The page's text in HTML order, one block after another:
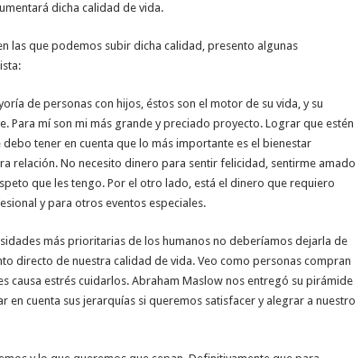
dicha calidad de vida.
las que podemos subir dicha calidad, presento algunas
de personas con hijos, éstos son el motor de su vida, y su
Para mí son mi más grande y preciado proyecto. Lograr que estén
tener en cuenta que lo más importante es el bienestar
relación. No necesito dinero para sentir felicidad, sentirme amado
que les tengo. Por el otro lado, está el dinero que requiero
y para otros eventos especiales.
más prioritarias de los humanos no deberíamos dejarla de
directo de nuestra calidad de vida. Veo como personas compran
causa estrés cuidarlos. Abraham Maslow nos entregó su pirámide
en cuenta sus jerarquías si queremos satisfacer y alegrar a nuestro